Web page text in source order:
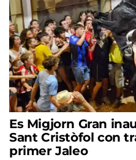
Es Migjorn Gran
Sant Cristòfol con
primer Jaleo